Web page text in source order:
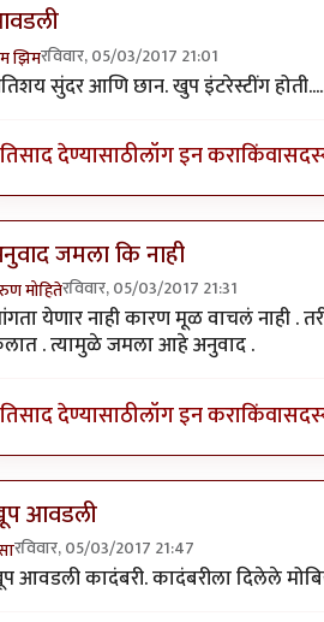
झिमरविवार, 05/03/2017 21:01
सुंदर आणि छान. खुप इंटरेस्टींग
देण्यासाठीलॉग इन कराकिंवा
जमला कि नाही
मोहितेरविवार, 05/03/2017 21:31
येणार नाही कारण मूळ वाचलं नाही .
. त्यामुळे जमला आहे अनुवाद .
देण्यासाठीलॉग इन कराकिंवा
आवडली
रविवार, 05/03/2017 21:47
आवडली कादंबरी. कादंबरीला दिलेले